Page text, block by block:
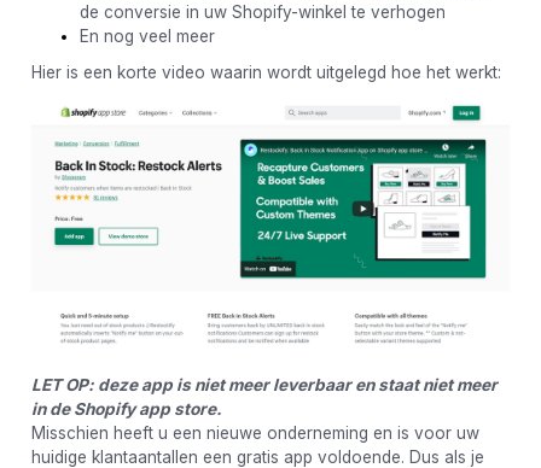
de conversie in uw Shopify-winkel te verhogen
En nog veel meer
Hier is een korte video waarin wordt uitgelegd hoe het werkt:
LET OP: deze app is niet meer leverbaar en staat niet meer
in de Shopify app store.
Misschien heeft u een nieuwe onderneming en is voor uw
huidige klantaantallen een gratis app voldoende. Dus als je